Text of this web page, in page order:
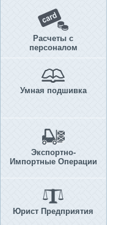
Расчеты с
персоналом
Умная подшивка
Экспортно-
Импортные Операции
Юрист Предприятия